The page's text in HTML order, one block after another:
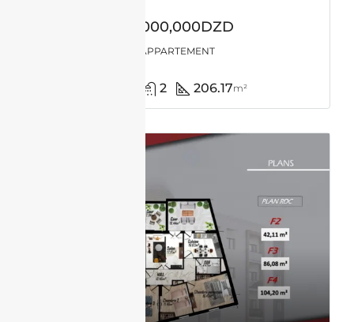
50,000,000DZD
APPARTEMENT
2 206.17m²